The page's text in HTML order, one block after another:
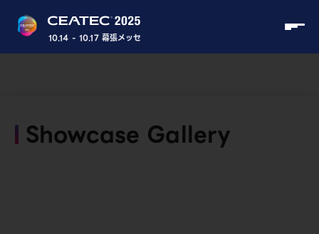
10.14 - 10.17 幕張メッセ
Showcase Gallery